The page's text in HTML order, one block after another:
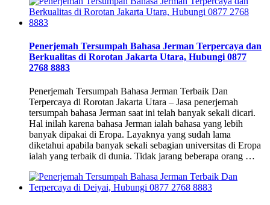
Penerjemah Tersumpah Bahasa Jerman Terpercaya dan
Berkualitas di Rorotan Jakarta Utara, Hubungi 0877
2768 8883
Penerjemah Tersumpah Bahasa Jerman Terbaik Dan
Terpercaya di Rorotan Jakarta Utara – Jasa penerjemah
tersumpah bahasa Jerman saat ini telah banyak sekali dicari.
Hal inilah karena bahasa Jerman ialah bahasa yang lebih
banyak dipakai di Eropa. Layaknya yang sudah lama
diketahui apabila banyak sekali sebagian universitas di Eropa
ialah yang terbaik di dunia. Tidak jarang beberapa orang …